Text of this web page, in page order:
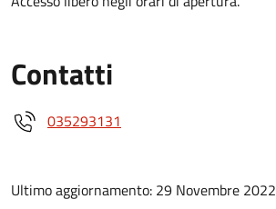
Contatti
035293131
Ultimo aggiornamento: 29 Novembre 2022